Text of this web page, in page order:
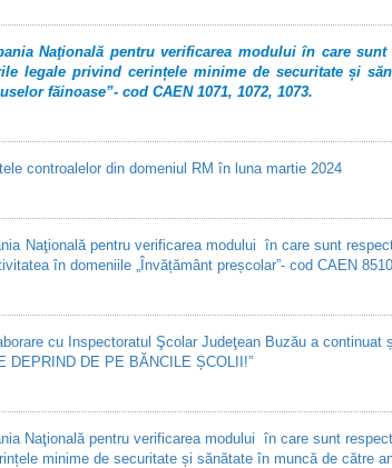
Naţională pentru verificarea modului în care
legale privind cerințele minime de securitate și
făinoase”- cod CAEN 1071, 1072, 1073.
controalelor din domeniul RM în luna martie 2024
Naţională pentru verificarea modului în care sunt
în domeniile „Învățământ preșcolar”- cod CAEN
cu Inspectoratul Şcolar Judeţean Buzău a
DEPRIND DE PE BĂNCILE ȘCOLII!”
Naţională pentru verificarea modului în care sunt
minime de securitate și sănătate în muncă de către